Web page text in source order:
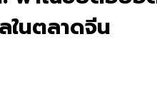
ในตลาดจีน